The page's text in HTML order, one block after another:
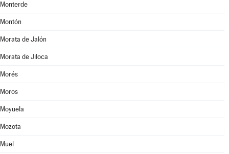
Monterde
Montón
Morata de Jalón
Morata de Jiloca
Morés
Moros
Moyuela
Mozota
Muel